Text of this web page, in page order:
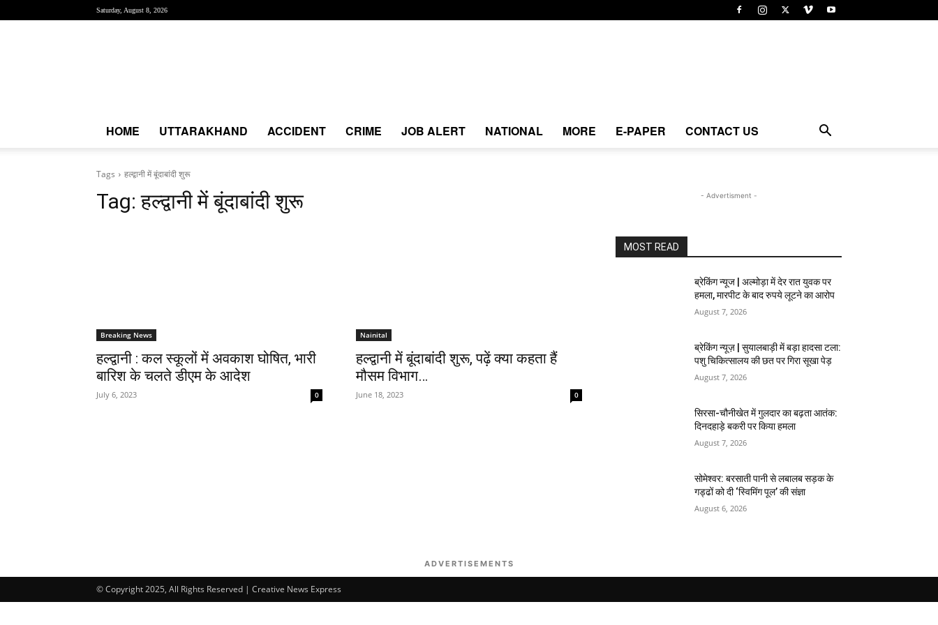
Saturday, August 8, 2026
HOME UTTARAKHAND ACCIDENT CRIME JOB ALERT NATIONAL MORE E-PAPER CONTACT US
Tags हल्द्वानी में बूंदाबांदी शुरू
Tag:हल्द्वानी में बूंदाबांदी शुरू
Breaking News
हल्द्वानी : कल स्कूलों में अवकाश घोषित, भारी
बारिश के चलते डीएम के आदेश
July 6, 2023 0
Nainital
हल्द्वानी में बूंदाबांदी शुरू, पढ़ें क्या कहता हैं
मौसम विभाग…
June 18, 2023 0
- Advertisment -
MOST READ
ब्रेकिंग न्यूज | अल्मोड़ा में देर रात युवक पर
हमला, मारपीट के बाद रुपये लूटने का आरोप
August 7, 2026
ब्रेकिंग न्यूज़ | सुयालबाड़ी में बड़ा हादसा टला:
पशु चिकित्सालय की छत पर गिरा सूखा पेड़
August 7, 2026
सिरसा-चौनीखेत में गुलदार का बढ़ता आतंक:
दिनदहाड़े बकरी पर किया हमला
August 7, 2026
सोमेश्वर: बरसाती पानी से लबालब सड़क के
गड्ढों को दी ‘स्विमिंग पूल’ की संज्ञा
August 6, 2026
ADVERTISEMENTS
© Copyright 2025, All Rights Reserved | Creative News Express